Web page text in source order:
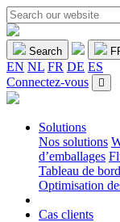
Search
EN NL FR DE ES
Connectez-vous
Solutions
Nos solutions
d’emballages
Tableau de
Optimisation
Cas clients